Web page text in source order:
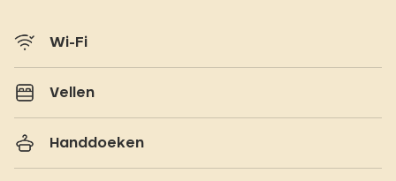
Wi-Fi
Vellen
Handdoeken